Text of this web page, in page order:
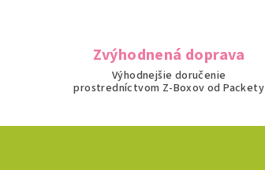
Zvýhodnená doprava
Výhodnejšie doručenie
prostredníctvom Z-Boxov od Packety